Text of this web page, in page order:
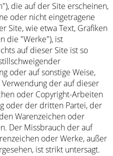
die auf der Site erscheinen,
oder nicht eingetragene
Site, wie etwa Text, Grafiken
die "Werke"), ist
auf dieser Site ist so
oder auf sonstige Weise,
der auf dieser
oder Copyright-Arbeiten
oder der dritten Partei, der
Warenzeichen oder
Der Missbrauch der auf
oder Werke, außer
ist strikt untersagt.